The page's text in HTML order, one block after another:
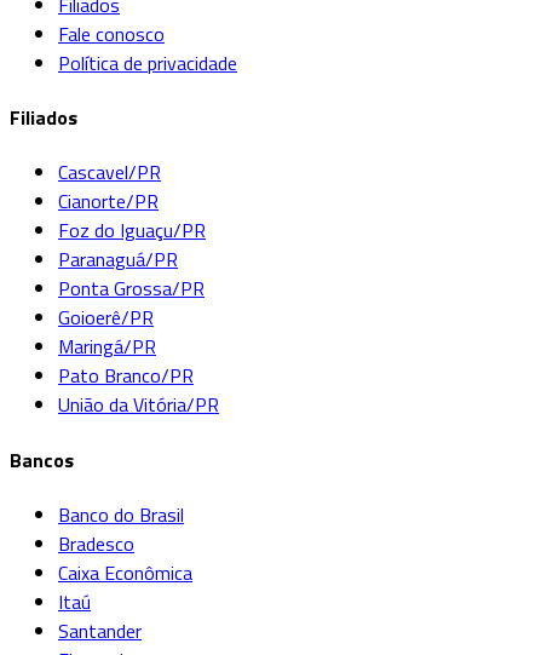
Fale conosco
Política de privacidade
Filiados
Cascavel/PR
Cianorte/PR
Foz do Iguaçu/PR
Paranaguá/PR
Ponta Grossa/PR
Goioerê/PR
Maringá/PR
Pato Branco/PR
União da Vitória/PR
Bancos
Banco do Brasil
Bradesco
Caixa Econômica
Itaú
Santander